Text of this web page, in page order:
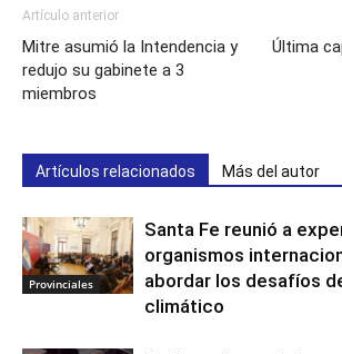
Artículo anterior
Mitre asumió la Intendencia y
redujo su gabinete a 3
miembros
Última
Artículos relacionados Más del autor
Provinciales
Santa Fe reunió a
organismos
abordar los desafíos
climático